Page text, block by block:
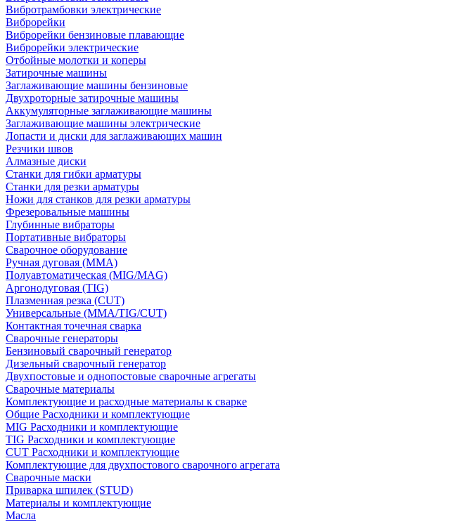
Вибротрамбовки электрические
Виброрейки
Виброрейки бензиновые плавающие
Виброрейки электрические
Отбойные молотки и коперы
Затирочные машины
Заглаживающие машины бензиновые
Двухроторные затирочные машины
Аккумуляторные заглаживающие машины
Заглаживающие машины электрические
Лопасти и диски для заглаживающих машин
Резчики швов
Алмазные диски
Станки для гибки арматуры
Станки для резки арматуры
Ножи для станков для резки арматуры
Фрезеровальные машины
Глубинные вибраторы
Портативные вибраторы
Сварочное оборудование
Ручная дуговая (MMA)
Полуавтоматическая (MIG/MAG)
Аргонодуговая (TIG)
Плазменная резка (CUT)
Универсальные (MMA/TIG/CUT)
Контактная точечная сварка
Сварочные генераторы
Бензиновый сварочный генератор
Дизельный сварочный генератор
Двухпостовые и однопостовые сварочные агрегаты
Сварочные материалы
Комплектующие и расходные материалы к сварке
Общие Расходники и комплектующие
MIG Расходники и комплектующие
TIG Расходники и комплектующие
CUT Расходники и комплектующие
Комплектующие для двухпостового сварочного агрегата
Сварочные маски
Приварка шпилек (STUD)
Материалы и комплектующие
Масла